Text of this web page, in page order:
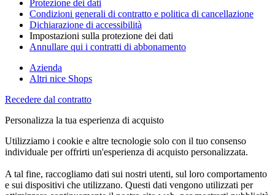
Protezione dei dati
Condizioni generali di contratto e politica di cancellazione
Dichiarazione di accessibilità
Impostazioni sulla protezione dei dati
Annullare qui i contratti di abbonamento
Azienda
Altri nice Shops
Recedere dal contratto
Personalizza la tua esperienza di acquisto
Utilizziamo i cookie e altre tecnologie solo con il tuo consenso
individuale per offrirti un'esperienza di acquisto personalizzata.
A tal fine, raccogliamo dati sui nostri utenti, sul loro comportamento
e sui dispositivi che utilizzano. Questi dati vengono utilizzati per